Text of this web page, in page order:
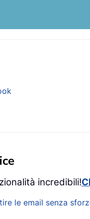
incredibili!
le email senza